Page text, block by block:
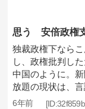
思う 安倍政権
独裁政権下なら
し、政権批判し
中国のように。
放題の現状は、
6年前